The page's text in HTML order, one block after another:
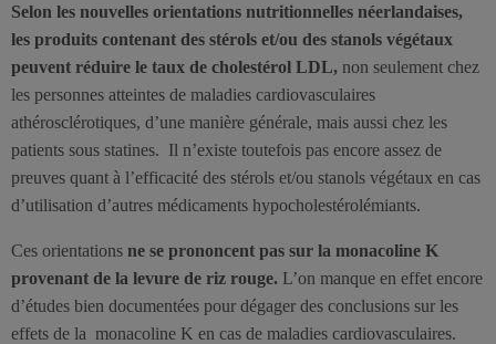
Selon les nouvelles orientations nutritionnelles néerlandaises,
les produits contenant des stérols et/ou des stanols végétaux
peuvent réduire le taux de cholestérol LDL, non seulement chez
les personnes atteintes de maladies cardiovasculaires
athérosclérotiques, d’une manière générale, mais aussi chez les
patients sous statines. Il n’existe toutefois pas encore assez de
preuves quant à l’efficacité des stérols et/ou stanols végétaux en cas
d’utilisation d’autres médicaments hypocholestérolémiants.
Ces orientations ne se prononcent pas sur la monacoline K
provenant de la levure de riz rouge. L’on manque en effet encore
d’études bien documentées pour dégager des conclusions sur les
effets de la monacoline K en cas de maladies cardiovasculaires.